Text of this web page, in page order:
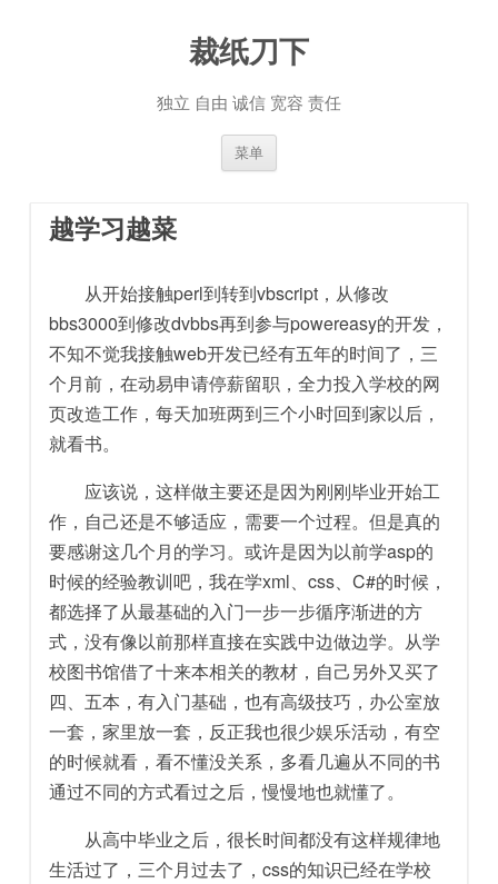
裁纸刀下
独立 自由 诚信 宽容 责任
菜单
越学习越菜
从开始接触perl到转到vbscript，从修改
bbs3000到修改dvbbs再到参与powereasy的开发，
不知不觉我接触web开发已经有五年的时间了，三
个月前，在动易申请停薪留职，全力投入学校的网
页改造工作，每天加班两到三个小时回到家以后，
就看书。
应该说，这样做主要还是因为刚刚毕业开始工
作，自己还是不够适应，需要一个过程。但是真的
要感谢这几个月的学习。或许是因为以前学asp的
时候的经验教训吧，我在学xml、css、C#的时候，
都选择了从最基础的入门一步一步循序渐进的方
式，没有像以前那样直接在实践中边做边学。从学
校图书馆借了十来本相关的教材，自己另外又买了
四、五本，有入门基础，也有高级技巧，办公室放
一套，家里放一套，反正我也很少娱乐活动，有空
的时候就看，看不懂没关系，多看几遍从不同的书
通过不同的方式看过之后，慢慢地也就懂了。
从高中毕业之后，很长时间都没有这样规律地
生活过了，三个月过去了，css的知识已经在学校